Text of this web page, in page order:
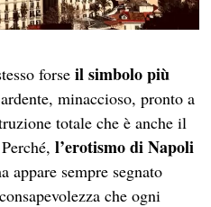
forse il simbolo più
minaccioso, pronto a
totale che è anche il
l’erotismo di Napoli
appare sempre segnato
che ogni